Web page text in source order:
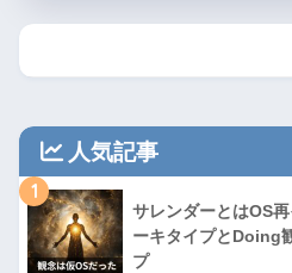
人気記事
1
サレンダーとはOS
ーキタイプとDoing
プ